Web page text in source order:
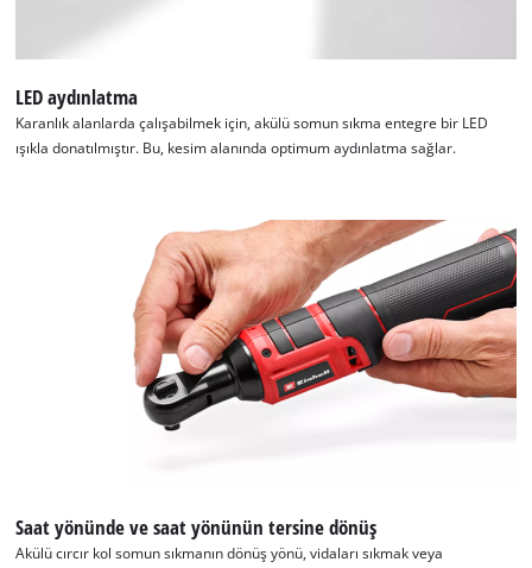
LED aydınlatma
Karanlık alanlarda çalışabilmek için, akülü somun sıkma entegre bir LED
ışıkla donatılmıştır. Bu, kesim alanında optimum aydınlatma sağlar.
Saat yönünde ve saat yönünün tersine dönüş
Akülü cırcır kol somun sıkmanın dönüş yönü, vidaları sıkmak veya